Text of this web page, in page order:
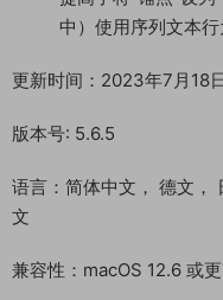
中）使用序列文本行
更新时间：2023年7月18
版本号: 5.6.5
语言：简体中文， 德文，
文
兼容性：macOS 12.6 或